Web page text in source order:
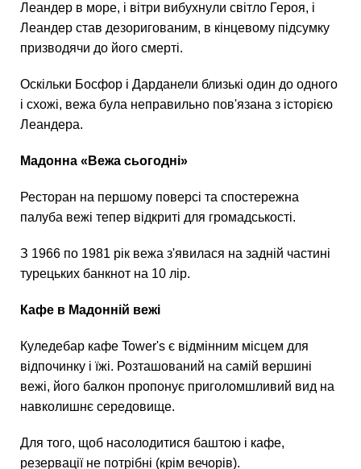
Леандер в море, і вітри вибухнули світло Героя, і
Леандер став дезоригованим, в кінцевому підсумку
призводячи до його смерті.
Оскільки Босфор і Дарданели близькі один до одного
і схожі, вежа була неправильно пов'язана з історією
Леандера.
Мадонна «Вежа сьогодні»
Ресторан на першому поверсі та спостережна
палуба вежі тепер відкриті для громадськості.
З 1966 по 1981 рік вежа з'явилася на задній частині
турецьких банкнот на 10 лір.
Кафе в Мадонній вежі
Куледебар кафе Tower's є відмінним місцем для
відпочинку і їжі. Розташований на самій вершині
вежі, його балкон пропонує приголомшливий вид на
навколишнє середовище.
Для того, щоб насолодитися баштою і кафе,
резервації не потрібні (крім вечорів).